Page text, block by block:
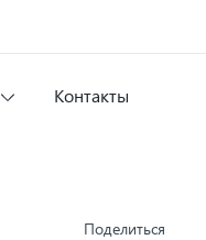
Контакты
Поделиться